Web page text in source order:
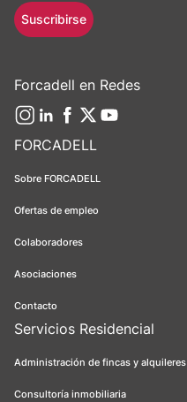
FORCADELL
Sobre FORCADELL
Ofertas de empleo
Colaboradores
Asociaciones
Contacto
Servicios Residencial
Administración de fincas y alquileres
Consultoría inmobiliaria
Suscribirse
Forcadell en Redes